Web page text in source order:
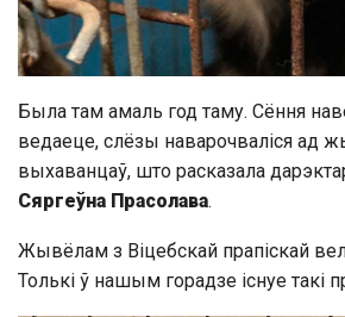
Была там амаль год таму. Сёння
ведаеце, слёзы наварочваліся ад
выхаванцаў, што расказала
Сяргеўна Прасолава.
Жывёлам з Віцебскай прапіскай
Толькі ў нашым горадзе існуе такі